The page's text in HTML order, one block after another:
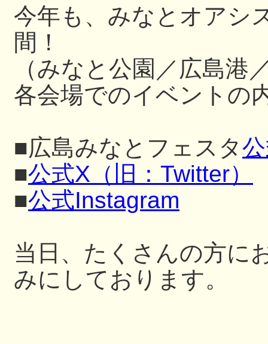
今年も、みなとオアシ
間！
（みなと公園／広島港
各会場でのイベントの
■広島みなとフェスタ
■公式X（旧：Twitter）
■公式Instagram
当日、たくさんの方に
みにしております。